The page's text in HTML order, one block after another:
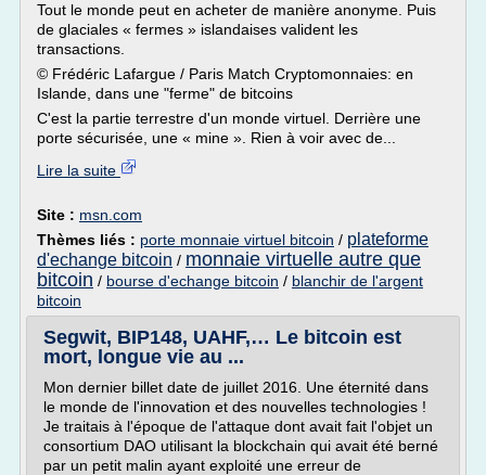
Tout le monde peut en acheter de manière anonyme. Puis
de glaciales « fermes » islandaises valident les
transactions.
© Frédéric Lafargue / Paris Match Cryptomonnaies: en
Islande, dans une "ferme" de bitcoins
C'est la partie terrestre d'un monde virtuel. Derrière une
porte sécurisée, une « mine ». Rien à voir avec de...
Lire la suite
Site : msn.com
Thèmes liés : porte monnaie virtuel bitcoin / plateforme
d'echange bitcoin / monnaie virtuelle autre que
bitcoin / bourse d'echange bitcoin / blanchir de l'argent
bitcoin
Segwit, BIP148, UAHF,… Le bitcoin est
mort, longue vie au ...
Mon dernier billet date de juillet 2016. Une éternité dans
le monde de l'innovation et des nouvelles technologies !
Je traitais à l'époque de l'attaque dont avait fait l'objet un
consortium DAO utilisant la blockchain qui avait été berné
par un petit malin ayant exploité une erreur de